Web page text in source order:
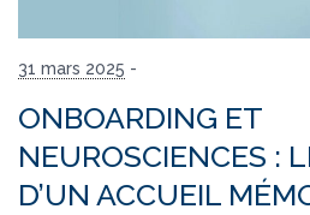
31 mars 2025 -
ONBOARDING ET
NEUROSCIENCES :
D’UN ACCUEIL